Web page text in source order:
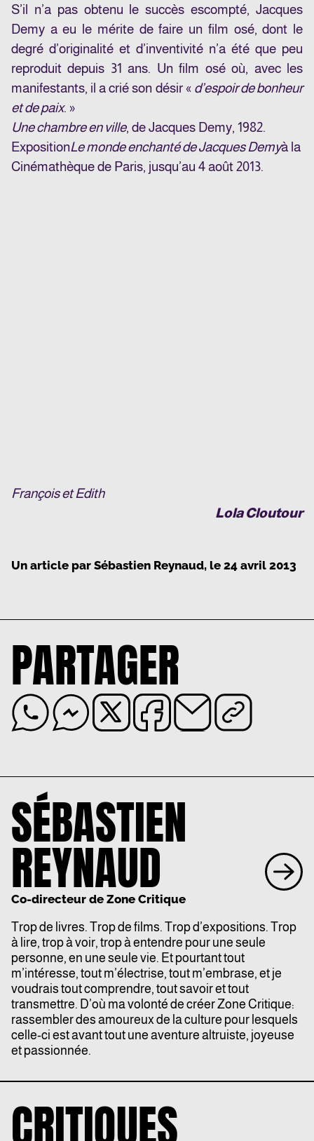
S’il n’a pas obtenu le succès escompté, Jacques
Demy a eu le mérite de faire un film osé, dont le
degré d’originalité et d’inventivité n’a été que peu
reproduit depuis 31 ans. Un film osé où, avec les
manifestants, il a crié son désir « d’espoir de bonheur
et de paix. »
Une chambre en ville, de Jacques Demy, 1982.
ExpositionLe monde enchanté de Jacques Demyà la
Cinémathèque de Paris, jusqu’au 4 août 2013.
François et Edith
Lola Cloutour
Un article par Sébastien Reynaud, le 24 avril 2013
PARTAGER
SÉBASTIEN
REYNAUD
Co-directeur de Zone Critique
Trop de livres. Trop de films. Trop d’expositions. Trop
à lire, trop à voir, trop à entendre pour une seule
personne, en une seule vie. Et pourtant tout
m’intéresse, tout m’électrise, tout m’embrase, et je
voudrais tout comprendre, tout savoir et tout
transmettre. D’où ma volonté de créer Zone Critique:
rassembler des amoureux de la culture pour lesquels
celle-ci est avant tout une aventure altruiste, joyeuse
et passionnée.
CRITIQUES